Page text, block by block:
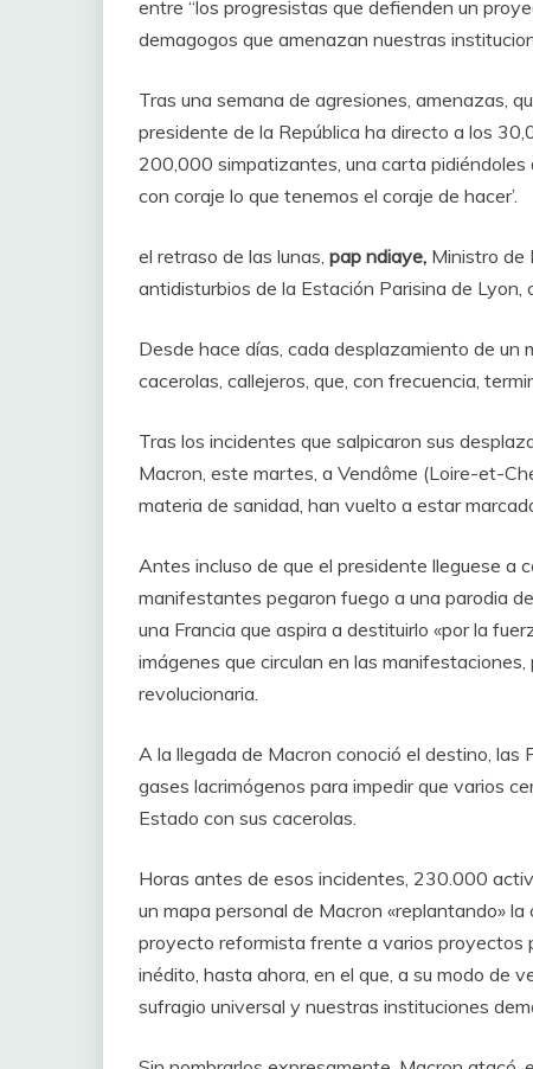
entre “los progresistas que defienden un
demagogos que amenazan nuestras
Tras una semana de agresiones, amenazas,
presidente de la República ha directo a los
200,000 simpatizantes, una carta pidiéndoles
con coraje lo que tenemos el coraje de hacer’.
el retraso de las lunas, pap ndiaye, Ministro de
antidisturbios de la Estación Parisina de Lyon,
Desde hace días, cada desplazamiento de
cacerolas, callejeros, que, con frecuencia,
Tras los incidentes que salpicaron sus
Macron, este martes, a Vendôme (Loire-et-
materia de sanidad, han vuelto a estar
Antes incluso de que el presidente lleguese a
manifestantes pegaron fuego a una parodia
una Francia que aspira a destituirlo «por la
imágenes que circulan en las
revolucionaria.
A la llegada de Macron conoció el destino,
gases lacrimógenos para impedir que varios
Estado con sus cacerolas.
Horas antes de esos incidentes, 230.000
un mapa personal de Macron «replantando»
proyecto reformista frente a varios proyectos
inédito, hasta ahora, en el que, a su modo de
sufragio universal y nuestras instituciones